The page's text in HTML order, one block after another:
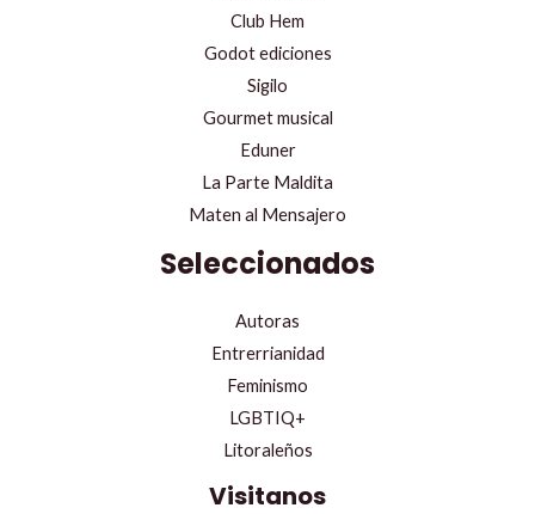
Club Hem
Godot ediciones
Sigilo
Gourmet musical
Eduner
La Parte Maldita
Maten al Mensajero
Seleccionados
Autoras
Entrerrianidad
Feminismo
LGBTIQ+
Litoraleños
Visitanos